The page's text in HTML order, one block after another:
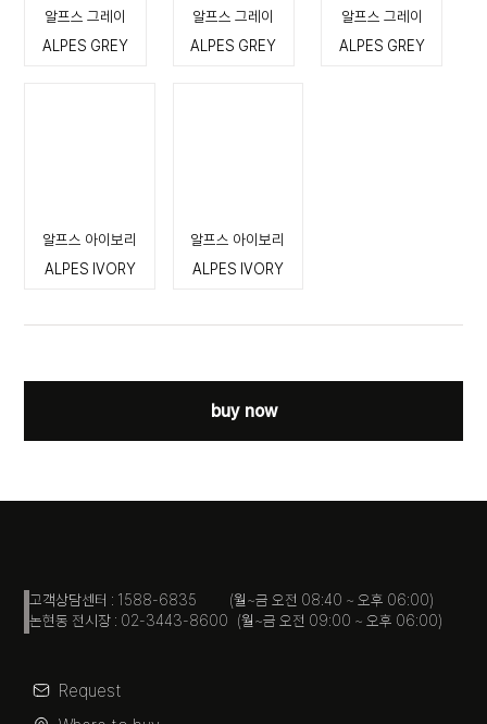
알프스 그레이
ALPES GREY
알프스 그레이
ALPES GREY
알프스 그레이
ALPES GREY
알프스 아이보리
ALPES IVORY
알프스 아이보리
ALPES IVORY
buy now
고객상담센터 : 1588-6835 (월~금 오전 08:40 ~ 오후 06:00)
논현동 전시장 : 02-3443-8600 (월~금 오전 09:00 ~ 오후 06:00)
Request